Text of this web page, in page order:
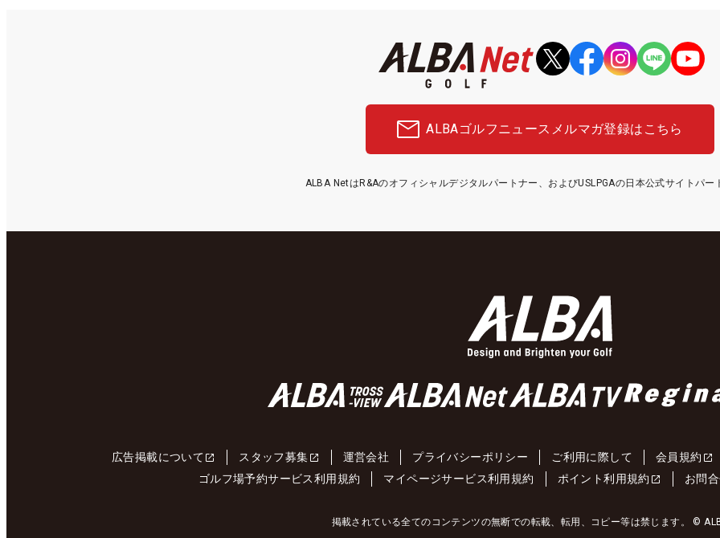
ALBAゴルフニュース メルマガ登録はこちら
ALBA NetはR&Aのオフィシャルデジタルパートナー、およびUSLPGAの日本公式サイトパー
広告掲載について スタッフ募集 運営会社 プライバシーポリシー ご利用に際して 会員規約
ゴルフ場予約サービス利用規約
マイページサービス利用規約 ポイント利用規約 お問
掲載されている全てのコンテンツの無断での転載、転用、コピー等は禁じます。 ©